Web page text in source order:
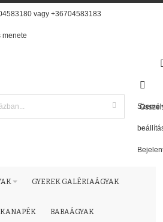
vagy +36704583183
menete
GYEREK GALÉRIAÁGYAK
KANAPÉK BABAÁGYAK